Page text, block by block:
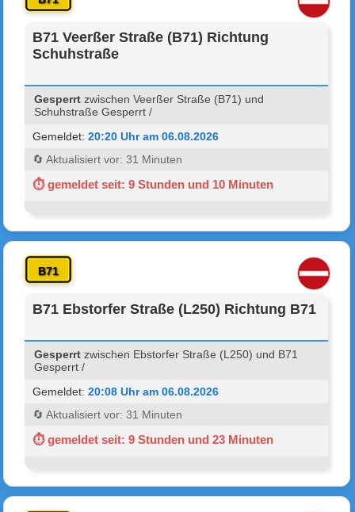
B71 Veerßer Straße (B71) Richtung
Schuhstraße
Gesperrt zwischen Veerßer Straße (B71) und
Schuhstraße Gesperrt /
Gemeldet:20:20 Uhr am 06.08.2026
🔄 Aktualisiert vor: 31 Minuten
⏱ gemeldet seit: 9 Stunden und 10 Minuten
B71
B71 Ebstorfer Straße (L250) Richtung B71
Gesperrt zwischen Ebstorfer Straße (L250) und B71
Gesperrt /
Gemeldet:20:08 Uhr am 06.08.2026
🔄 Aktualisiert vor: 31 Minuten
⏱ gemeldet seit: 9 Stunden und 23 Minuten